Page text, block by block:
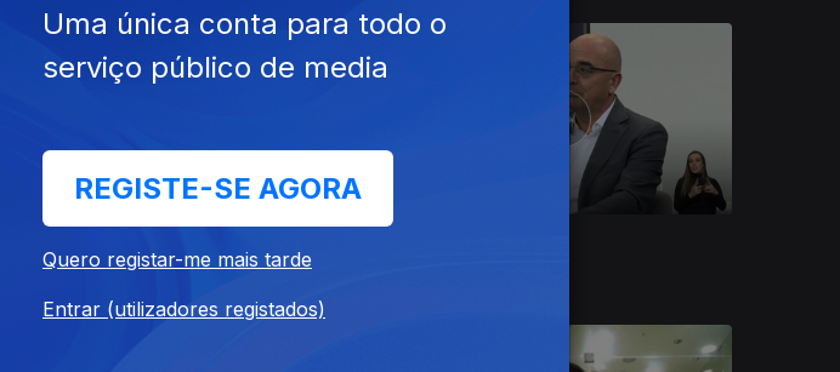
Regiões Transfronteiriças
Uma única conta para todo o
serviço público de media
REGISTE-SE AGORA
Quero registar-me mais tarde
Entrar (utilizadores registados)